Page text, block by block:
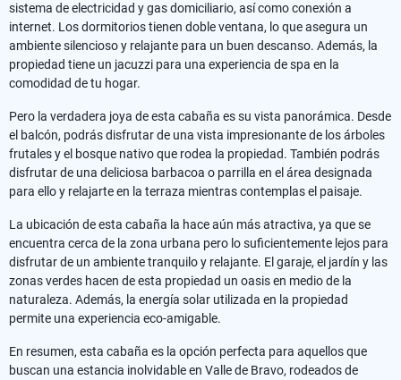
sistema de electricidad y gas domiciliario, así como conexión a
internet. Los dormitorios tienen doble ventana, lo que asegura un
ambiente silencioso y relajante para un buen descanso. Además, la
propiedad tiene un jacuzzi para una experiencia de spa en la
comodidad de tu hogar.
Pero la verdadera joya de esta cabaña es su vista panorámica. Desde
el balcón, podrás disfrutar de una vista impresionante de los árboles
frutales y el bosque nativo que rodea la propiedad. También podrás
disfrutar de una deliciosa barbacoa o parrilla en el área designada
para ello y relajarte en la terraza mientras contemplas el paisaje.
La ubicación de esta cabaña la hace aún más atractiva, ya que se
encuentra cerca de la zona urbana pero lo suficientemente lejos para
disfrutar de un ambiente tranquilo y relajante. El garaje, el jardín y las
zonas verdes hacen de esta propiedad un oasis en medio de la
naturaleza. Además, la energía solar utilizada en la propiedad
permite una experiencia eco-amigable.
En resumen, esta cabaña es la opción perfecta para aquellos que
buscan una estancia inolvidable en Valle de Bravo, rodeados de